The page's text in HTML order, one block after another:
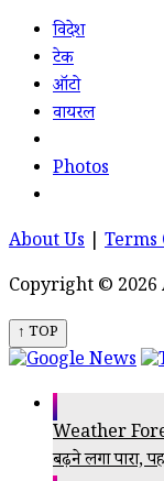
विदेश
टेक
ऑटो
वायरल
Photos
About Us Terms
Copyright © 2026
↑ TOP
Weather
बढ़ने लगा पारा,